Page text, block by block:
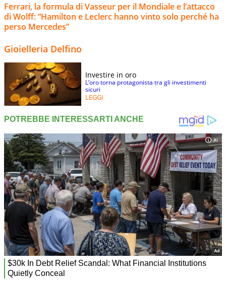
Ferrari, la formula di Vasseur per il Mondiale e l’attacco
di Wolff: “Hamilton e Leclerc hanno vinto solo perché ha
perso Mercedes”
Gioielleria Delfino
Investire in oro
L’oro torna protagonista tra gli investimenti
sicuri
LEGGI